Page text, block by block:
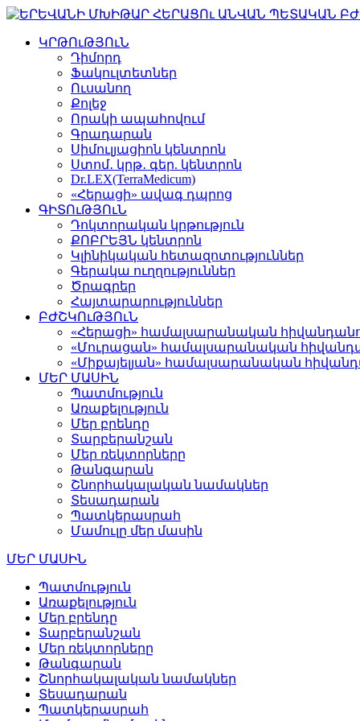
ԿՐԹՈւԹՅՈւՆ
Դիմորդ
Ֆակուլտետներ
Ուսանող
Քոլեջ
Որակի ապահովում
Գրադարան
Սիմուլյացիոն կենտրոն
Ստոմ․ կրթ․ գեր. կենտրոն
Dr.LEX(TerraMedicum)
«Հերացի» ավագ դպրոց
ԳԻՏՈւԹՅՈւՆ
Դոկտորական կրթություն
ՔՈԲՐԵՅՆ կենտրոն
Կլինիկական հետազոտություններ
Գերակա ուղղություններ
Ծրագրեր
Հայտարարություններ
ԲԺՇԿՈւԹՅՈւՆ
«Հերացի» համալսարանական
«Մուրացան» համալսարանական
«Միքայելյան» համալսարանական
ՄԵՐ ՄԱՍԻՆ
Պատմություն
Առաքելություն
Մեր բրենդը
Տարբերանշան
Մեր ռեկտորները
Թանգարան
Շնորհակալական նամակներ
Տեսադարան
Պատկերասրահ
Մամուլը մեր մասին
ՄԵՐ ՄԱՍԻՆ
Պատմություն
Առաքելություն
Մեր բրենդը
Տարբերանշան
Մեր ռեկտորները
Թանգարան
Շնորհակալական նամակներ
Տեսադարան
Պատկերասրահ